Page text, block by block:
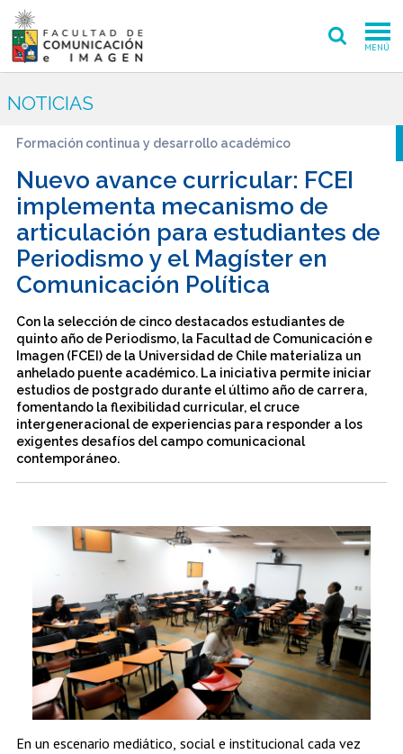
MENÚ
POSTGRADO
INVESTIGACIÓN CREACIÓN
EXTENSIÓN
INTERNACIONAL
ADMISIÓN
PERIODISMO CINE Y TV
Estudiantes Académicos
NOTICIAS
Formación continua y desarrollo académico
Nuevo avance curricular: FCEI
implementa mecanismo de
articulación para estudiantes de
Periodismo y el Magíster en
Comunicación Política
Con la selección de cinco destacados estudiantes de
quinto año de Periodismo, la Facultad de Comunicación e
Imagen (FCEI) de la Universidad de Chile materializa un
anhelado puente académico. La iniciativa permite iniciar
estudios de postgrado durante el último año de carrera,
fomentando la flexibilidad curricular, el cruce
intergeneracional de experiencias para responder a los
exigentes desafíos del campo comunicacional
contemporáneo.
En un escenario mediático, social e institucional cada vez